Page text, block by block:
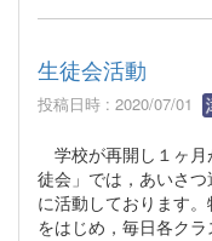
生徒会活動
投稿日時 : 2020/07/01
学校が再開し１ヶ月
徒会」では，あいさ
に活動しております
をはじめ，毎日各ク